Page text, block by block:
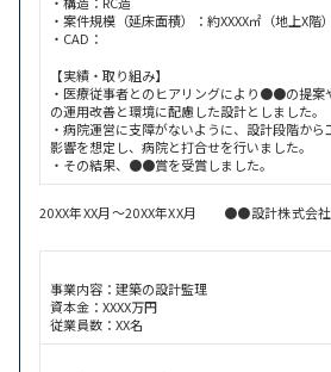
・案件規模（延床面積）：約XXXX㎡（地上X階）
・CAD：
【実績・取り組み】
・医療従事者とのヒアリングにより●●の提案
の運用改善と環境に配慮した設計としました。
・病院運営に支障がないように、設計段階から
影響を想定し、病院と打合せを行いました。
・その結果、●●賞を受賞しました。
20XX年XX月～20XX年XX月 ●●設計株式会社
事業内容：建築の設計監理
資本金：XXXX万円
従業員数：XX名